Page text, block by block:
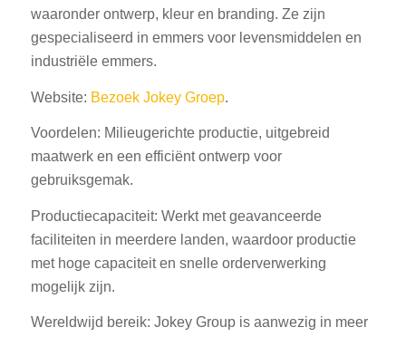
waaronder ontwerp, kleur en branding. Ze zijn
gespecialiseerd in emmers voor levensmiddelen en
industriële emmers.
Website: Bezoek Jokey Groep.
Voordelen: Milieugerichte productie, uitgebreid
maatwerk en een efficiënt ontwerp voor
gebruiksgemak.
Productiecapaciteit: Werkt met geavanceerde
faciliteiten in meerdere landen, waardoor productie
met hoge capaciteit en snelle orderverwerking
mogelijk zijn.
Wereldwijd bereik: Jokey Group is aanwezig in meer